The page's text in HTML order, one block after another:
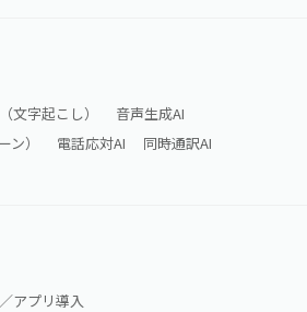
文字起こし）
音声生成AI
）
電話応対AI
同時通訳AI
アプリ導入